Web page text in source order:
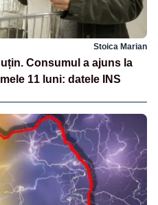
Stoica Marian
Consumul a ajuns la
11 luni: datele INS